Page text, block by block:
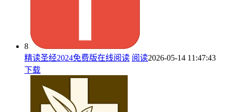
8
精读圣经2024免费版在线阅读 阅读2026-05-14 11:47:43
下载